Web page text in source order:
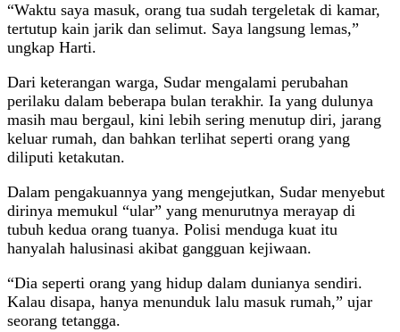
“Waktu saya masuk, orang tua sudah tergeletak di kamar,
tertutup kain jarik dan selimut. Saya langsung lemas,”
ungkap Harti.
Dari keterangan warga, Sudar mengalami perubahan
perilaku dalam beberapa bulan terakhir. Ia yang dulunya
masih mau bergaul, kini lebih sering menutup diri, jarang
keluar rumah, dan bahkan terlihat seperti orang yang
diliputi ketakutan.
Dalam pengakuannya yang mengejutkan, Sudar menyebut
dirinya memukul “ular” yang menurutnya merayap di
tubuh kedua orang tuanya. Polisi menduga kuat itu
hanyalah halusinasi akibat gangguan kejiwaan.
“Dia seperti orang yang hidup dalam dunianya sendiri.
Kalau disapa, hanya menunduk lalu masuk rumah,” ujar
seorang tetangga.